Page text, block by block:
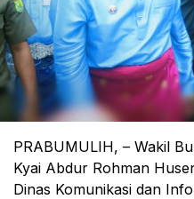
PRABUMULIH, – Wakil
Kyai Abdur Rohman
Dinas Komunikasi dan